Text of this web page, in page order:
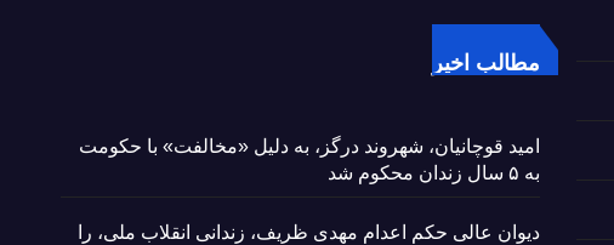
مطالب اخیر
امید قوچانیان، شهروند درگز، به دلیل «مخالفت» با حکومت
به ۵ سال زندان محکوم شد
دیوان عالی حکم اعدام مهدی ظریف، زندانی انقلاب ملی، را